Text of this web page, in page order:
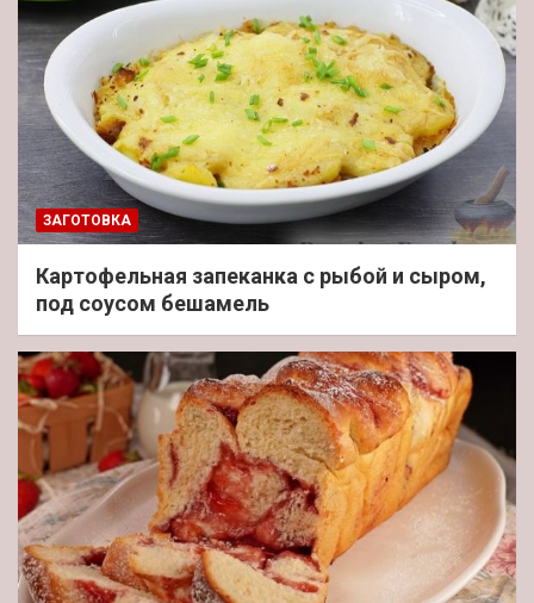
ЗАГОТОВКА
Картофельная запеканка с рыбой и сыром,
под соусом бешамель